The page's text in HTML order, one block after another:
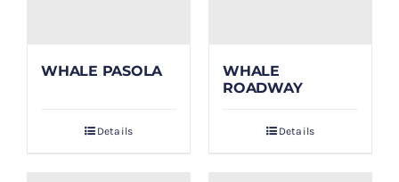
WHALE PASOLA
Details
WHALE
ROADWAY
Details